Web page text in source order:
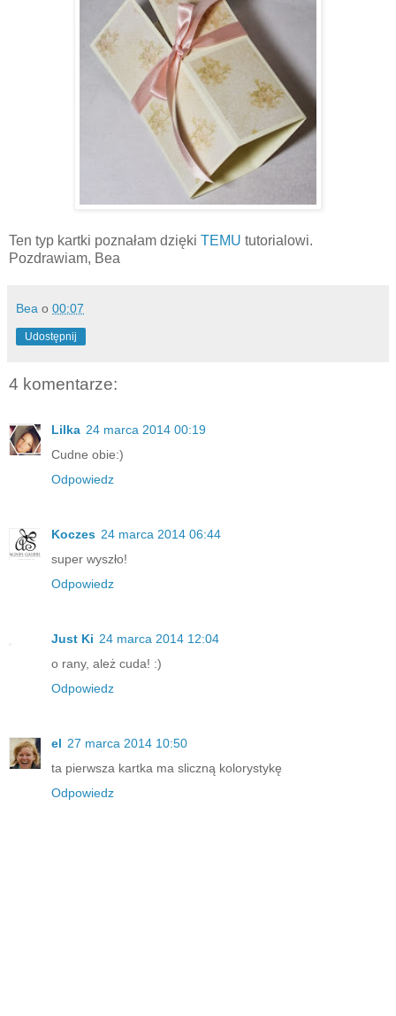
Ten typ kartki poznałam dzięki TEMU tutorialowi.
Pozdrawiam, Bea
Bea o 00:07
Udostępnij
4 komentarze:
Lilka 24 marca 2014 00:19
Cudne obie:)
Odpowiedz
Koczes 24 marca 2014 06:44
super wyszło!
Odpowiedz
Just Ki 24 marca 2014 12:04
o rany, ależ cuda! :)
Odpowiedz
el 27 marca 2014 10:50
ta pierwsza kartka ma sliczną kolorystykę
Odpowiedz